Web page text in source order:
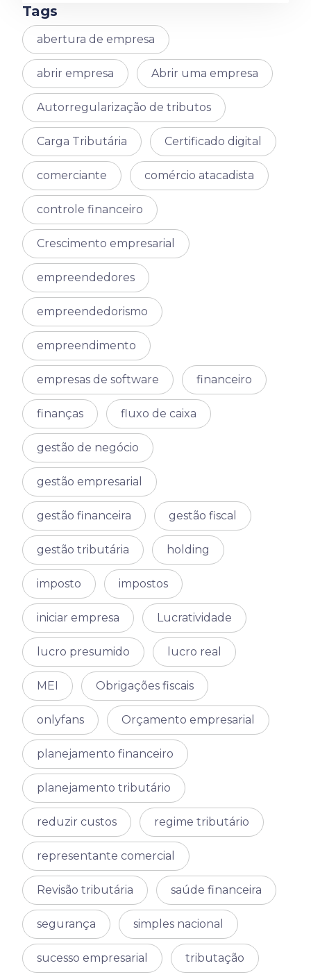
Tags
abertura de empresa
abrir empresa Abrir uma empresa
Autorregularização de tributos
Carga Tributária Certificado digital
comerciante comércio atacadista
controle financeiro
Crescimento empresarial
empreendedores
empreendedorismo
empreendimento
empresas de software financeiro
finanças fluxo de caixa
gestão de negócio
gestão empresarial
gestão financeira gestão fiscal
gestão tributária holding
imposto impostos
iniciar empresa Lucratividade
lucro presumido lucro real
MEI Obrigações fiscais
onlyfans Orçamento empresarial
planejamento financeiro
planejamento tributário
reduzir custos regime tributário
representante comercial
Revisão tributária saúde financeira
segurança simples nacional
sucesso empresarial tributação